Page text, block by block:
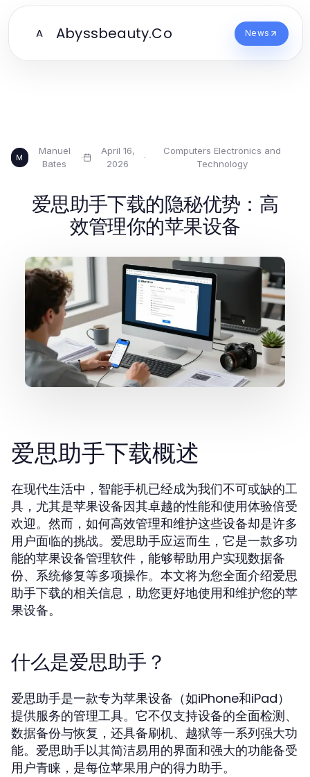
A Abyssbeauty.Co News
M
Manuel
Bates
·
April 16,
2026
·
Computers Electronics and
Technology
爱思助手下载的隐秘优势：高
效管理你的苹果设备
爱思助手下载概述
在现代生活中，智能手机已经成为我们不可或缺的工
具，尤其是苹果设备因其卓越的性能和使用体验倍受
欢迎。然而，如何高效管理和维护这些设备却是许多
用户面临的挑战。爱思助手应运而生，它是一款多功
能的苹果设备管理软件，能够帮助用户实现数据备
份、系统修复等多项操作。本文将为您全面介绍爱思
助手下载的相关信息，助您更好地使用和维护您的苹
果设备。
什么是爱思助手？
爱思助手是一款专为苹果设备（如iPhone和iPad）
提供服务的管理工具。它不仅支持设备的全面检测、
数据备份与恢复，还具备刷机、越狱等一系列强大功
能。爱思助手以其简洁易用的界面和强大的功能备受
用户青睐，是每位苹果用户的得力助手。